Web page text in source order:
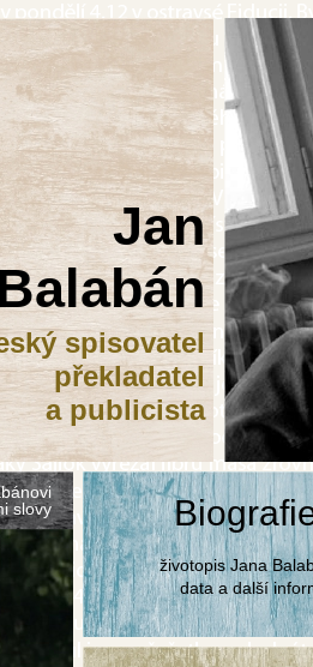
Jan
spisovatel
překladatel
a publicista
slovy
životopis Jana
data a další